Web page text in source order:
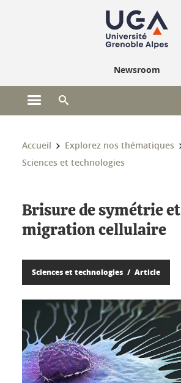
Newsroom
Ouvrir le menu principal
Vous êtes ici :
Accueil
Explorez nos thématiques
Sciences et technologies
Brisure de symétrie et
migration cellulaire
Sciences et technologies Article